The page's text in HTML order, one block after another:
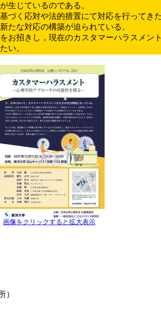
生じているのである。
く応対や法的措置にて対応を行って
たな対応の構築が迫られている。
招きし，現在のカスタマーハラスメ
い。
画像をクリックすると拡大表示
）